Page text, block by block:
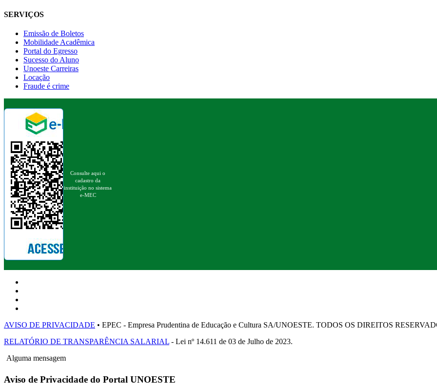
SERVIÇOS
Emissão de Boletos
Mobilidade Acadêmica
Portal do Egresso
Sucesso do Aluno
Unoeste Carreiras
Locação
Fraude é crime
Consulte aqui o
cadastro da
instituição no sistema
e-MEC
AVISO DE PRIVACIDADE • EPEC - Empresa Prudentina de Educação e Cultura SA/UNOESTE. TODOS OS DIREITOS
RELATÓRIO DE TRANSPARÊNCIA SALARIAL - Lei nº 14.611 de 03 de Julho de 2023.
Alguma mensagem
Aviso de Privacidade do Portal UNOESTE